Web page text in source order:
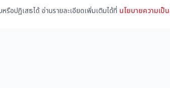
รือปฏิเสธได้ อ่านรายละเอียดเพิ่มเติมได้ที่ นโยบายความเป็